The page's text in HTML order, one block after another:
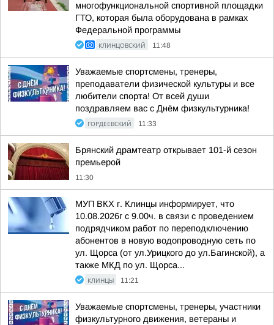
многофункциональной спортивной площадки
ГТО, которая была оборудована в рамках
Федеральной программы
КЛИНЦОВСКИЙ 11:48
Уважаемые спортсмены, тренеры,
преподаватели физической культуры и все
любители спорта! От всей души
поздравляем вас с Днём физкультурника!
ГОРДЕЕВСКИЙ 11:33
Брянский драмтеатр открывает 101-й сезон
премьерой
11:30
МУП ВКХ г. Клинцы информирует, что
10.08.2026г с 9.00ч. в связи с проведением
подрядчиком работ по переподключению
абонентов в новую водопроводную сеть по
ул. Щорса (от ул.Урицкого до ул.Багинской), а
также МКД по ул. Щорса...
КЛИНЦЫ 11:21
Уважаемые спортсмены, тренеры, участники
физкультурного движения, ветераны и